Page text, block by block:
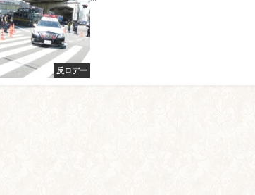
反ロデー